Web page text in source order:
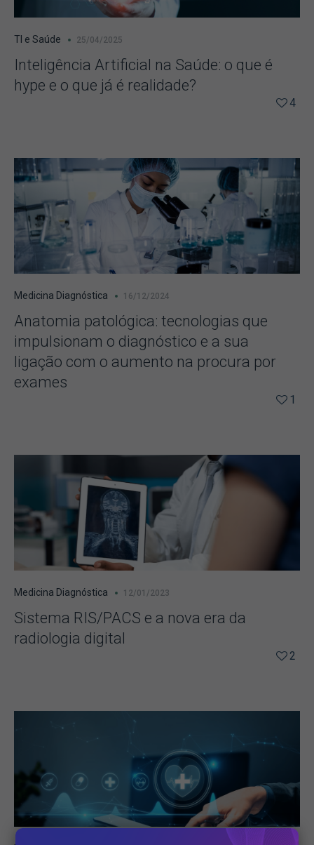
TI e Saúde 25/04/2025
Inteligência Artificial na Saúde: o que é
hype e o que já é realidade?
4
Medicina Diagnóstica 16/12/2024
Anatomia patológica: tecnologias que
impulsionam o diagnóstico e a sua
ligação com o aumento na procura por
exames
1
Medicina Diagnóstica 12/01/2023
Sistema RIS/PACS e a nova era da
radiologia digital
2